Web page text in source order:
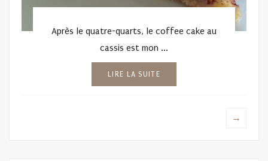
Après le quatre-quarts, le coffee cake au
cassis est mon ...
LIRE LA SUITE
→